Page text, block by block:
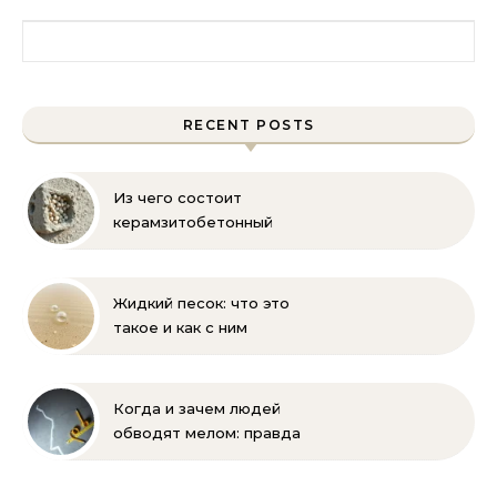
RECENT POSTS
Из чего состоит
керамзитобетонный
Жидкий песок: что это
такое и как с ним
Когда и зачем людей
обводят мелом: правда